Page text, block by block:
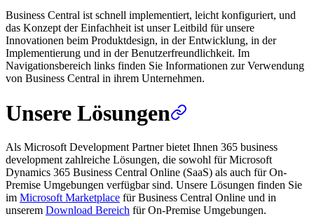
Business Central ist schnell implementiert, leicht konfiguriert, und
das Konzept der Einfachheit ist unser Leitbild für unsere
Innovationen beim Produktdesign, in der Entwicklung, in der
Implementierung und in der Benutzerfreundlichkeit. Im
Navigationsbereich links finden Sie Informationen zur Verwendung
von Business Central in ihrem Unternehmen.
Unsere Lösungen
Als Microsoft Development Partner bietet Ihnen 365 business
development zahlreiche Lösungen, die sowohl für Microsoft
Dynamics 365 Business Central Online (SaaS) als auch für On-
Premise Umgebungen verfügbar sind. Unsere Lösungen finden Sie
im Microsoft Marketplace für Business Central Online und in
unserem Download Bereich für On-Premise Umgebungen.